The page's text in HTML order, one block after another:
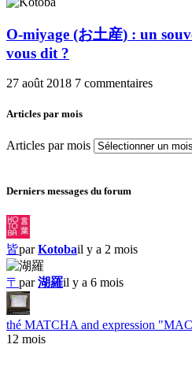
O-miyage (お土産) : un
vous dit ?
27 août 2018 7 commentaires
Articles par mois
Articles par mois
Derniers messages du forum
皆parKotobail y a 2 mois
〒 par湖羅il y a 6 mois
thé MATCHA and expression
12 mois